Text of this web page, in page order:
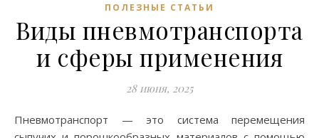
ПОЛЕЗНЫЕ СТАТЬИ
Виды пневмотранспорта
и сферы применения
28 июня, 2025
Пневмотранспорт — это система перемещения